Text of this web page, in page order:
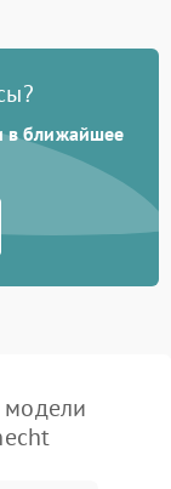
в ближайшее